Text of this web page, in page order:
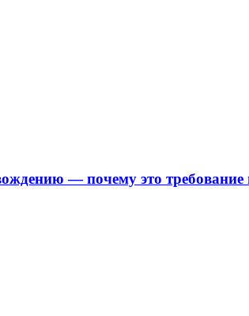
— почему это